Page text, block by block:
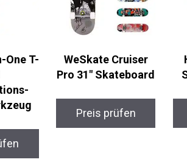
One
WeSkate Cruiser
Pro 31″ Skateboard
Preis prüfen